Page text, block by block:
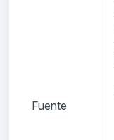
Fuente